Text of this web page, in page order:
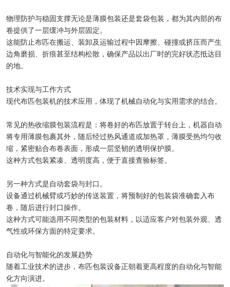
物理防护与稳固支撑无论是薄膜包装还是套袋包装，都为其内部的布
卷提供了一层缓冲与外层固定。
这能防止布匹在搬运、装卸及运输过程中因摩擦、碰撞或挤压而产生
边角磨损、折痕甚至结构松散，确保产品以出厂时的完好状态抵达目
的地。
技术实现与工作方式
现代布匹包装机的技术应用，体现了机械自动化与实用需求的结合。
常见的热收缩膜包装流程是：将卷好的布匹放置于转台上，机器自动
将专用薄膜包裹其外，随后经过热风通道或加热罩，薄膜受热均匀收
缩，紧密贴合布卷表面，形成一层坚韧的透明保护膜。
这种方式包装紧凑、透明度高，便于直接查验标签。
另一种方式是自动套袋与封口。
设备通过机械臂或巧妙的传送装置，将预制好的包装袋准确套入布
卷，随后进行封口操作。
这种方式可能选用不同类型的包装材料，以适应客户对包装外观、透
气性或环保方面的特定要求。
自动化与智能化的发展趋势
随着工业技术的进步，布匹包装设备正朝着更高程度的自动化与智能
化方向演进。